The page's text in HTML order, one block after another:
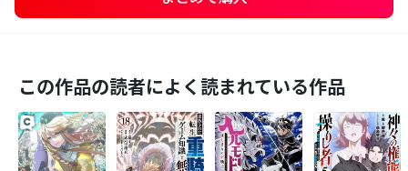
この作品の読者によく読まれている作品